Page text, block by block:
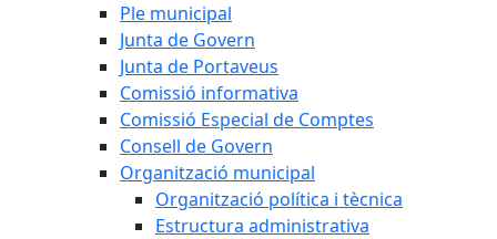
Ple municipal
Junta de Govern
Junta de Portaveus
Comissió informativa
Comissió Especial de Comptes
Consell de Govern
Organització municipal
Organització política i tècnica
Estructura administrativa